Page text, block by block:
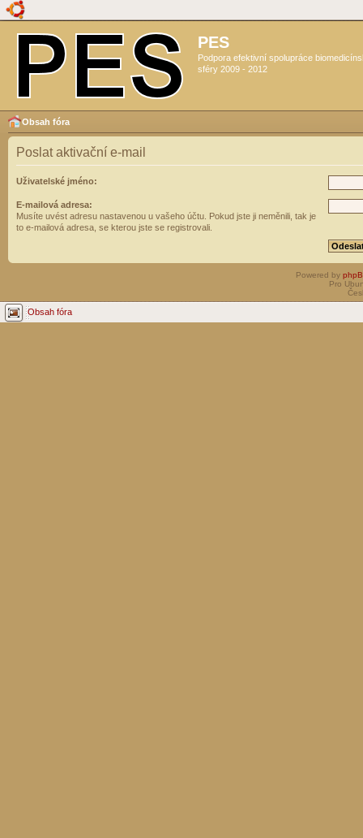
PES
Podpora efektivní spolupráce
sféry 2009 - 2012
Obsah fóra
Poslat aktivační e-mail
Uživatelské jméno:
E-mailová adresa:
Musíte uvést adresu nastavenou u vašeho účtu. Pokud jste ji neměnili, tak je
to e-mailová adresa, se kterou jste se registrovali.
Powered by
Pro
Obsah fóra